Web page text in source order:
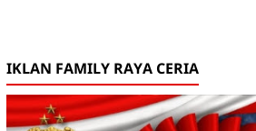
IKLAN FAMILY RAYA CERIA